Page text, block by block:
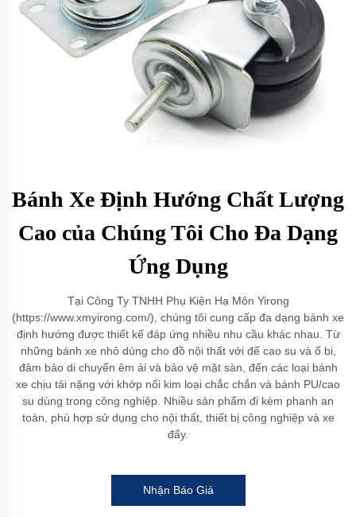
Bánh Xe Định Hướng Chất Lượng
Cao của Chúng Tôi Cho Đa Dạng
Ứng Dụng
Tại Công Ty TNHH Phụ Kiện Hạ Môn Yirong
(https://www.xmyirong.com/), chúng tôi cung cấp đa dạng bánh xe
định hướng được thiết kế đáp ứng nhiều nhu cầu khác nhau. Từ
những bánh xe nhỏ dùng cho đồ nội thất với đế cao su và ổ bi,
đảm bảo di chuyển êm ái và bảo vệ mặt sàn, đến các loại bánh
xe chịu tải nặng với khớp nối kim loại chắc chắn và bánh PU/cao
su dùng trong công nghiệp. Nhiều sản phẩm đi kèm phanh an
toàn, phù hợp sử dụng cho nội thất, thiết bị công nghiệp và xe
đẩy.
Nhận Báo Giá